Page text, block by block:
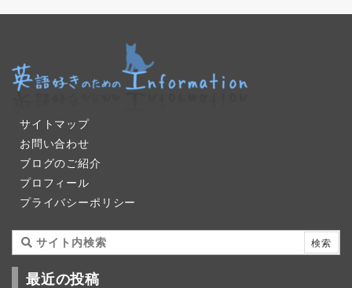
サイトマップ
お問い合わせ
ブログのご紹介
プロフィール
プライバシーポリシー
最近の投稿